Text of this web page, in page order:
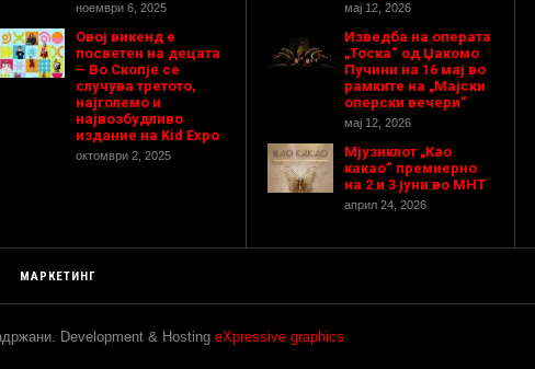
ноември 6, 2025
Овој викенд е
посветен на децата
– Во Скопје се
случува третото,
најголемо и
највозбудливо
издание на Kid Expo
октомври 2, 2025
мај 12, 2026
Изведба на операта
„Тоска“ од Џакомо
Пучини на 16 мај во
рамките на „Мајски
оперски вечери“
мај 12, 2026
Мјузиклот „Као
какао“ премиерно
на 2 и 3 јуни во МНТ
април 24, 2026
МАРКЕТИНГ
Development & Hosting eXpressive graphics